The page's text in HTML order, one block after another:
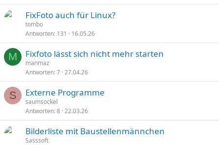
FixFoto auch für Linux?
tombo
Antworten 131 16.05.26
M Fixfoto lässt sich nicht mehr starten
manmaz
Antworten 7 27.04.26
S Externe Programme
saumsockel
Antworten 8 22.03.26
Bilderliste mit Baustellenmännchen
Sasssoft